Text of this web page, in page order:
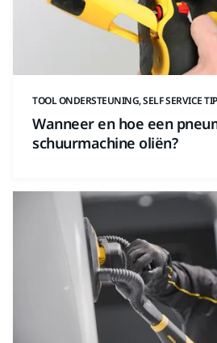
TOOL ONDERSTEUNING, SELF SERVICE
Wanneer en hoe een
schuurmachine oliën?